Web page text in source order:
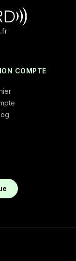
COMPTE